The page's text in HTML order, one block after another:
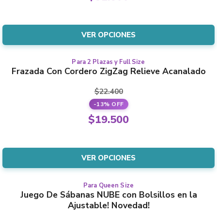
producto
era:
$36.000.
precio
actual
es:
$31.500.
VER OPCIONES
opciones
pueden
elegir
en
la
página
del
producto
Para 2 Plazas y Full Size
Frazada Con Cordero ZigZag Relieve Acanalado
$22.400
-13% OFF
El
era:
$22.400.
$19.500
precio
actual
es:
$19.500.
VER OPCIONES
Este
producto
tiene
varias
variantes.
Las
se
pueden
elegir
en
la
página
Para Queen Size
Juego De Sábanas NUBE con Bolsillos en la
Ajustable! Novedad!
Este
producto
tiene